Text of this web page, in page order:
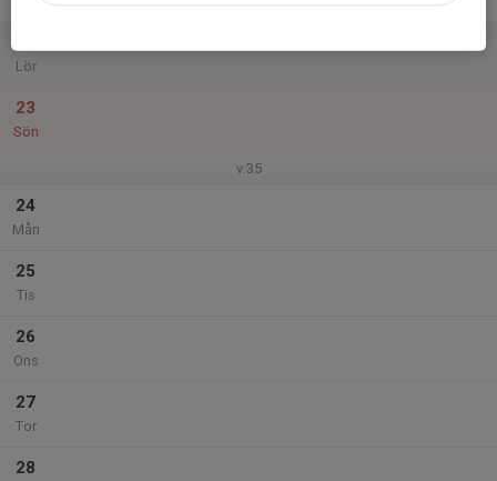
Lör
23
Sön
v.35
24
Mån
25
Tis
26
Ons
27
Tor
28